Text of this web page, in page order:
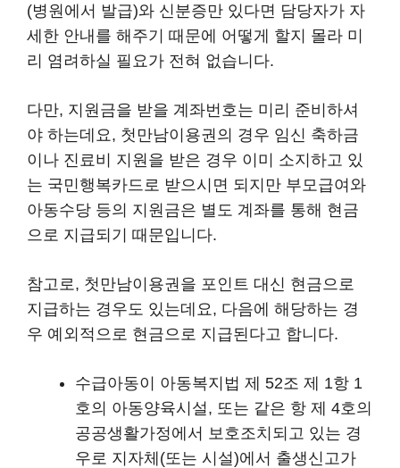
(병원에서 발급)와 신분증만 있다면 담당자가 자
세한 안내를 해주기 때문에 어떻게 할지 몰라 미
리 염려하실 필요가 전혀 없습니다.
다만, 지원금을 받을 계좌번호는 미리 준비하셔
야 하는데요, 첫만남이용권의 경우 임신 축하금
이나 진료비 지원을 받은 경우 이미 소지하고 있
는 국민행복카드로 받으시면 되지만 부모급여와
아동수당 등의 지원금은 별도 계좌를 통해 현금
으로 지급되기 때문입니다.
참고로, 첫만남이용권을 포인트 대신 현금으로
지급하는 경우도 있는데요, 다음에 해당하는 경
우 예외적으로 현금으로 지급된다고 합니다.
수급아동이 아동복지법 제 52조 제 1항 1
호의 아동양육시설, 또는 같은 항 제 4호의
공공생활가정에서 보호조치되고 있는 경
우로 지자체(또는 시설)에서 출생신고가